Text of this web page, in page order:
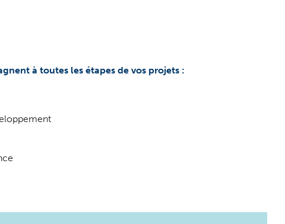
à toutes les étapes de vos projets :